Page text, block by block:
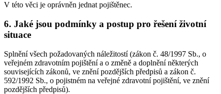
V této věci je oprávněn jednat pojištěnec.
6. Jaké jsou podmínky a postup pro řešení životní
situace
Splnění všech požadovaných náležitostí (zákon č. 48/1997 Sb., o
veřejném zdravotním pojištění a o změně a doplnění některých
souvisejících zákonů, ve znění pozdějších předpisů a zákon č.
592/1992 Sb., o pojistném na veřejné zdravotní pojištění, ve znění
pozdějších předpisů).